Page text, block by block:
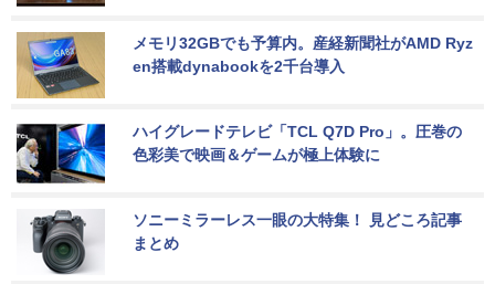
メモリ32GBでも予算内。産経新聞社がAMD Ryz
en搭載dynabookを2千台導入
ハイグレードテレビ「TCL Q7D Pro」。圧巻の
色彩美で映画＆ゲームが極上体験に
ソニーミラーレス一眼の大特集！ 見どころ記事
まとめ